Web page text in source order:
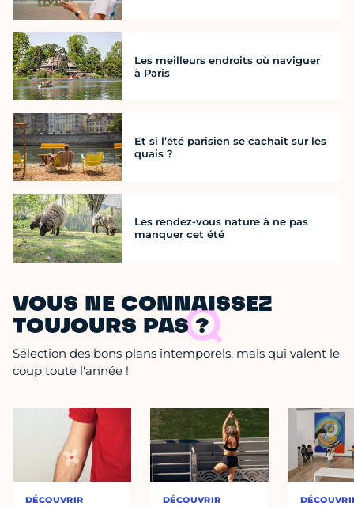
Les meilleurs endroits où naviguer
à Paris
Et si l’été parisien se cachait sur les
quais ?
Les rendez-vous nature à ne pas
manquer cet été
VOUS NE CONNAISSEZ
TOUJOURS PAS ?
Sélection des bons plans intemporels, mais qui valent le
coup toute l'année !
DÉCOUVRIR DÉCOUVRIR